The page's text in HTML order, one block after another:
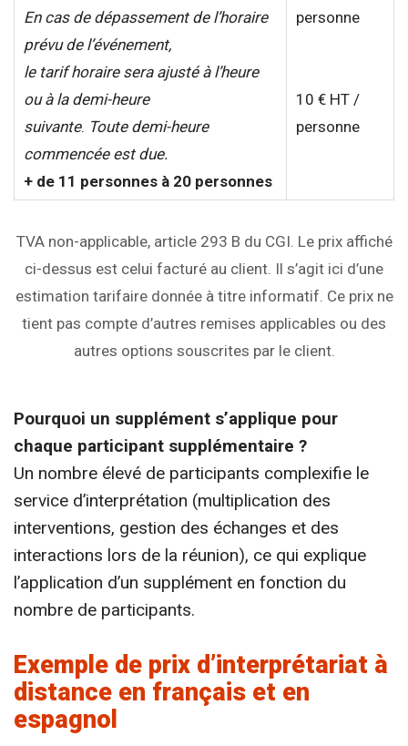
En cas de dépassement de l’horaire
prévu de l’événement,
le tarif horaire sera ajusté à l’heure
ou à la demi-heure
suivante. Toute demi-heure
commencée est due.
+ de 11 personnes à 20 personnes
personne
10 € HT /
personne
TVA non-applicable, article 293 B du CGI. Le prix affiché
ci-dessus est celui facturé au client. Il s’agit ici d’une
estimation tarifaire donnée à titre informatif. Ce prix ne
tient pas compte d’autres remises applicables ou des
autres options souscrites par le client.
Pourquoi un supplément s’applique pour
chaque participant supplémentaire ?
Un nombre élevé de participants complexifie le
service d’interprétation (multiplication des
interventions, gestion des échanges et des
interactions lors de la réunion), ce qui explique
l’application d’un supplément en fonction du
nombre de participants.
Exemple de prix d’interprétariat à
distance en français et en
espagnol